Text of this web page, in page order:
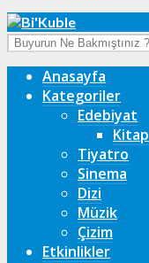
Anasayfa
Kategoriler
Edebiyat
Kitap
Tiyatro
Sinema
Dizi
Müzik
Çizim
Etkinlikler